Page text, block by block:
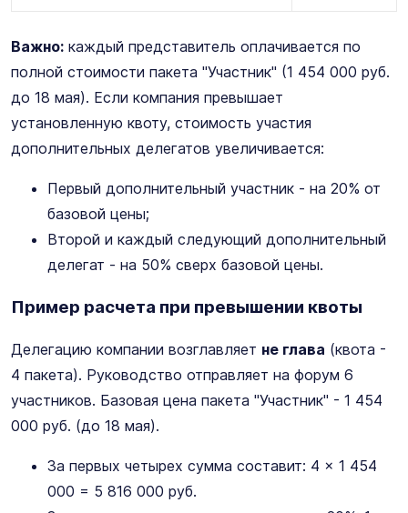
Важно: каждый представитель оплачивается по
полной стоимости пакета "Участник" (1 454 000 руб.
до 18 мая). Если компания превышает
установленную квоту, стоимость участия
дополнительных делегатов увеличивается:
Первый дополнительный участник - на 20% от
базовой цены;
Второй и каждый следующий дополнительный
делегат - на 50% сверх базовой цены.
Пример расчета при превышении квоты
Делегацию компании возглавляет не глава (квота -
4 пакета). Руководство отправляет на форум 6
участников. Базовая цена пакета "Участник" - 1 454
000 руб. (до 18 мая).
За первых четырех сумма составит: 4 × 1 454
000 = 5 816 000 руб.